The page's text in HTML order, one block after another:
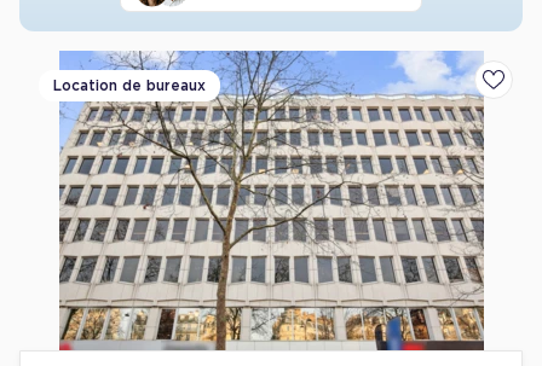
Location de bureaux